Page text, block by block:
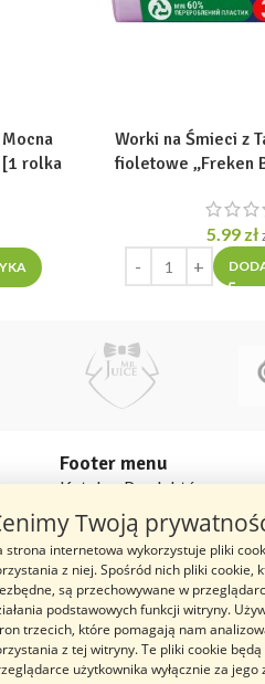
[1 rolka
Worki na Śmieci z
fioletowe „Freken
5.99 zł
Footer menu
Katalog Produktów
Blog
O nas
Opinie
Twoją
strona internetowa wykorzystuje pliki
z niej. Spośród nich pliki cookie,
są przechowywane w
podstawowych funkcji witryny.
trzecich, które pomagają nam
z tej witryny. Te pliki cookie
użytkownika wyłącznie za